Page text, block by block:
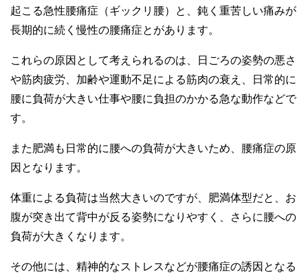
起こる急性腰痛症（ギックリ腰）と、鈍く重苦しい痛みが
長期的に続く慢性の腰痛症とがあります。
これらの原因として考えられるのは、日ごろの姿勢の悪さ
や筋肉疲労、加齢や運動不足による筋肉の衰え、日常的に
腰に負荷が大きい仕事や腰に負担のかかる急な動作などで
す。
また肥満も日常的に腰への負荷が大きいため、腰痛症の原
因となります。
体重による負荷は当然大きいのですが、肥満体型だと、お
腹が突き出て背中が反る姿勢になりやすく、さらに腰への
負荷が大きくなります。
その他には、精神的なストレスなどが腰痛症の誘因となる